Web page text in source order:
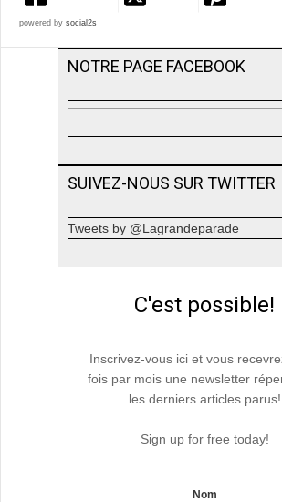
powered by social2s
NOTRE PAGE FACEBOOK
SUIVEZ-NOUS SUR TWITTER
Tweets by @Lagrandeparade
C'est possible!
Inscrivez-vous ici et vous
fois par mois une newsletter
les derniers articles parus!
Sign up for free today!
Nom